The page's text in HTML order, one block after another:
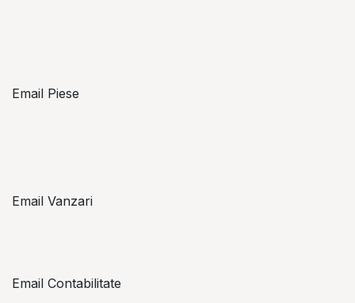
Email Piese
Email Vanzari
Email Contabilitate